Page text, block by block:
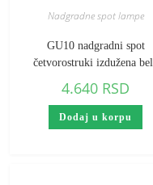
Nadgradne spot lampe
GU10 nadgradni spot
četvorostruki izdužena bela
4.640 RSD
Dodaj u korpu